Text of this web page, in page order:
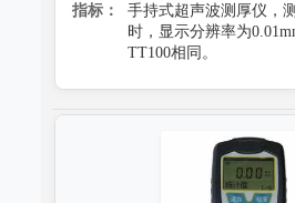
指标：
手持式超声波测厚仪，
时，显示分辨率为
TT100相同。